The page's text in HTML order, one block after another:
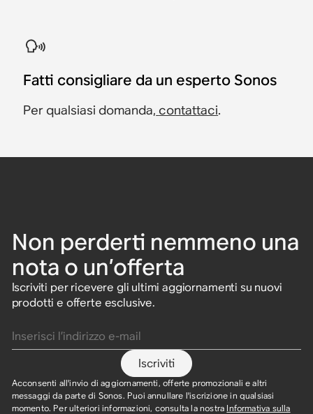
Fatti consigliare da un esperto Sonos
Per qualsiasi domanda, contattaci.
Non perderti nemmeno una
nota o un’offerta
Iscriviti per ricevere gli ultimi aggiornamenti su nuovi
prodotti e offerte esclusive.
Iscriviti
Acconsenti all'invio di aggiornamenti, offerte promozionali e altri
messaggi da parte di Sonos. Puoi annullare l'iscrizione in qualsiasi
momento. Per ulteriori informazioni, consulta la nostra Informativa sulla